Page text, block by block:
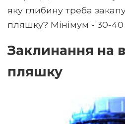
яку глибину треба
пляшку? Мінімум - 30-40
Заклинання на
пляшку